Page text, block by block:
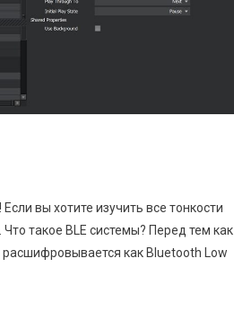
вы хотите изучить все тонкости
такое BLE системы? Перед тем как
как Bluetooth Low